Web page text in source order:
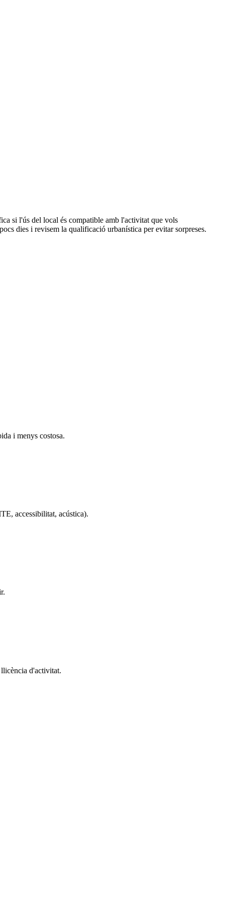
si l'ús del local és compatible amb l'activitat que vols
dies i revisem la qualificació urbanística per evitar sorpreses.
i menys costosa.
accessibilitat, acústica).
d'activitat.